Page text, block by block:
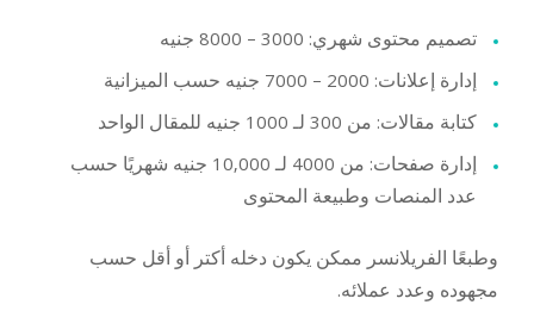
تصميم محتوى شهري: 3000 – 8000 جنيه
إدارة إعلانات: 2000 – 7000 جنيه حسب الميزانية
كتابة مقالات: من 300 لـ 1000 جنيه للمقال الواحد
إدارة صفحات: من 4000 لـ 10,000 جنيه شهريًا حسب
عدد المنصات وطبيعة المحتوى
وطبعًا الفريلانسر ممكن يكون دخله أكتر أو أقل حسب
مجهوده وعدد عملائه.